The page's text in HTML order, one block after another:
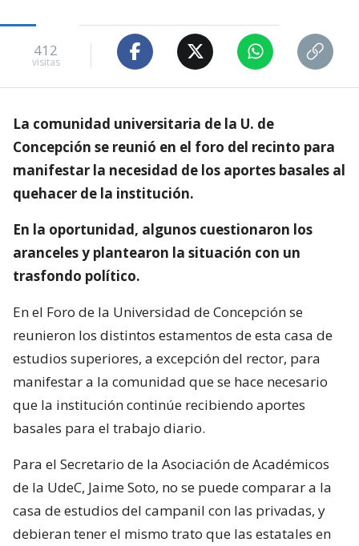
412
visitas
La comunidad universitaria de la U. de
Concepción se reunió en el foro del recinto para
manifestar la necesidad de los aportes basales al
quehacer de la institución.
En la oportunidad, algunos cuestionaron los
aranceles y plantearon la situación con un
trasfondo político.
En el Foro de la Universidad de Concepción se
reunieron los distintos estamentos de esta casa de
estudios superiores, a excepción del rector, para
manifestar a la comunidad que se hace necesario
que la institución continúe recibiendo aportes
basales para el trabajo diario.
Para el Secretario de la Asociación de Académicos
de la UdeC, Jaime Soto, no se puede comparar a la
casa de estudios del campanil con las privadas, y
debieran tener el mismo trato que las estatales en